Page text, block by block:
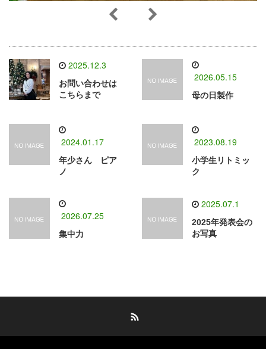
2025.12.3
お問い合わせは
こちらまで
2026.05.15
母の日製作
2024.01.17
年少さん ピア
ノ
2023.08.19
小学生リトミッ
ク
2026.07.25
集中力
2025.07.1
2025年発表会の
お写真